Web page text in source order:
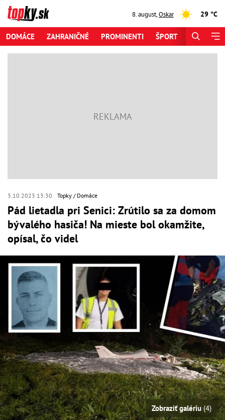
8. august,Oskar 29 °C
DOMÁCE ZAHRANIČNÉ PROMINENTI ŠPORT
3.10.2023 13:30 Topky Domáce
Pád lietadla pri Senici: Zrútilo sa za domom
bývalého hasiča! Na mieste bol okamžite,
opísal, čo videl
Zobraziť galériu (4)